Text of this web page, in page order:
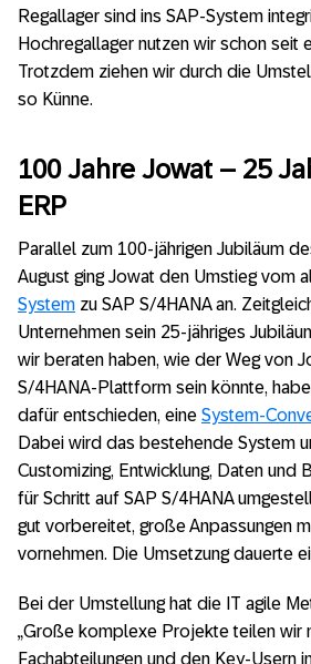
Regallager sind ins SAP-System
Hochregallager nutzen wir schon seit
Trotzdem ziehen wir durch die
so Künne.
100 Jahre Jowat – 25
ERP
Parallel zum 100-jährigen Jubiläum
August ging Jowat den Umstieg vom
System zu SAP S/4HANA an.
Unternehmen sein 25-jähriges
wir beraten haben, wie der Weg von
S/4HANA-Plattform sein könnte,
dafür entschieden, eine System-
Dabei wird das bestehende System
Customizing, Entwicklung, Daten und
für Schritt auf SAP S/4HANA
gut vorbereitet, große Anpassungen
vornehmen. Die Umsetzung dauerte
Bei der Umstellung hat die IT agile
„Große komplexe Projekte teilen wir
Fachabteilungen und den Key-Usern